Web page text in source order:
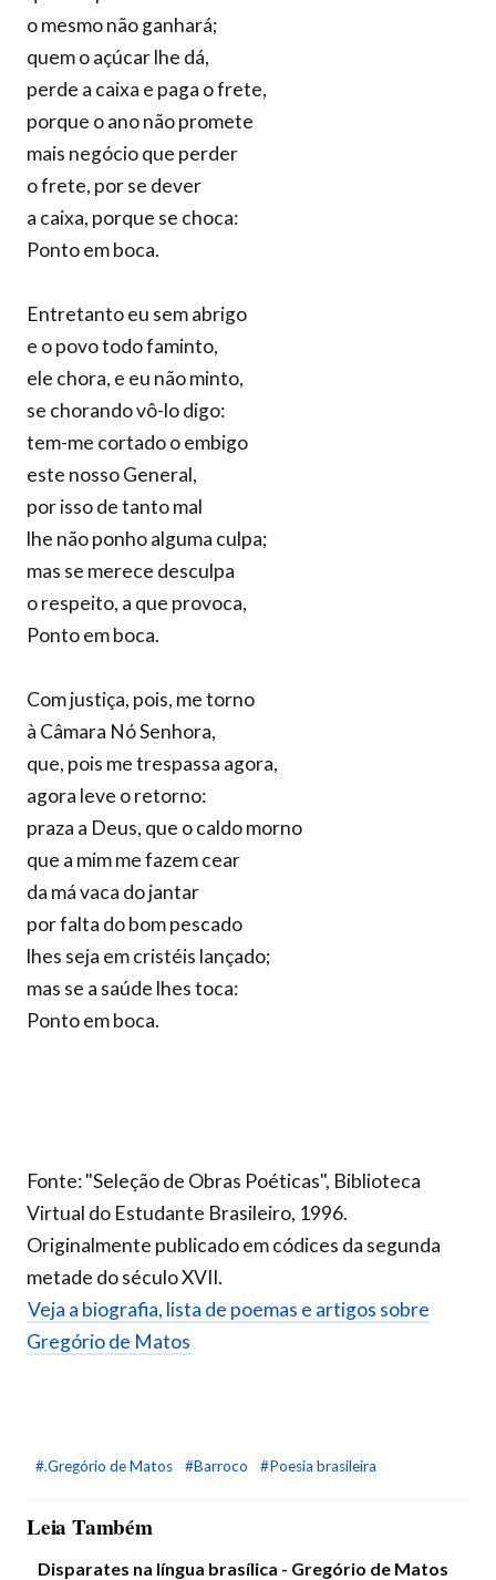
o mesmo não ganhará;
quem o açúcar lhe dá,
perde a caixa e paga o frete,
porque o ano não promete
mais negócio que perder
o frete, por se dever
a caixa, porque se choca:
Ponto em boca.
Entretanto eu sem abrigo
e o povo todo faminto,
ele chora, e eu não minto,
se chorando vô-lo digo:
tem-me cortado o embigo
este nosso General,
por isso de tanto mal
lhe não ponho alguma culpa;
mas se merece desculpa
o respeito, a que provoca,
Ponto em boca.
Com justiça, pois, me torno
à Câmara Nó Senhora,
que, pois me trespassa agora,
agora leve o retorno:
praza a Deus, que o caldo morno
que a mim me fazem cear
da má vaca do jantar
por falta do bom pescado
lhes seja em cristéis lançado;
mas se a saúde lhes toca:
Ponto em boca.
Fonte: "Seleção de Obras Poéticas", Biblioteca
Virtual do Estudante Brasileiro, 1996.
Originalmente publicado em códices da segunda
metade do século XVII.
Veja a biografia, lista de poemas e artigos sobre
Gregório de Matos
#.Gregório de Matos #Barroco #Poesia brasileira
Leia Também
Disparates na língua brasílica - Gregório de Matos